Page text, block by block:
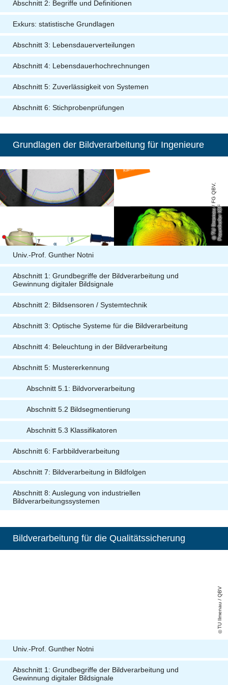
Abschnitt 2: Begriffe und Definitionen
Exkurs: statistische Grundlagen
Abschnitt 3: Lebensdauerverteilungen
Abschnitt 4: Lebensdauerhochrechnungen
Abschnitt 5: Zuverlässigkeit von Systemen
Abschnitt 6: Stichprobenprüfungen
Grundlagen der Bildverarbeitung für Ingenieure
T
U
Il
m
e
n
a
u/
F
G
Q
B
V
,
F
r
a
u
n
h
o
f
e
r
I
OF
Univ.-Prof. Gunther Notni
Abschnitt 1: Grundbegriffe der Bildverarbeitung und
Gewinnung digitaler Bildsignale
Abschnitt 2: Bildsensoren / Systemtechnik
Abschnitt 3: Optische Systeme für die Bildverarbeitung
Abschnitt 4: Beleuchtung in der Bildverarbeitung
Abschnitt 5: Mustererkennung
Abschnitt 5.1: Bildvorverarbeitung
Abschnitt 5.2 Bildsegmentierung
Abschnitt 5.3 Klassifikatoren
Abschnitt 6: Farbbildverarbeitung
Abschnitt 7: Bildverarbeitung in Bildfolgen
Abschnitt 8: Auslegung von industriellen
Bildverarbeitungssystemen
Bildverarbeitung für die Qualitätssicherung
TU Ilmenau / QBV
Univ.-Prof. Gunther Notni
Abschnitt 1: Grundbegriffe der Bildverarbeitung und
Gewinnung digitaler Bildsignale